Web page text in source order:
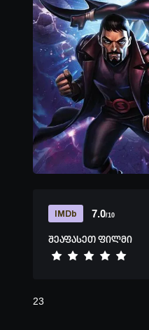
IMDb 7.0/10
შეაფასეთ ფილმი
23